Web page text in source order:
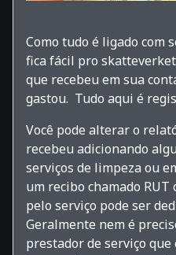
Como tudo é ligado com
fica fácil pro
que recebeu em sua
gastou. Tudo aqui é
Você pode alterar o
recebeu adicionando
serviços de limpeza ou
um recibo chamado RUT
pelo serviço pode ser
Geralmente nem é
prestador de serviço